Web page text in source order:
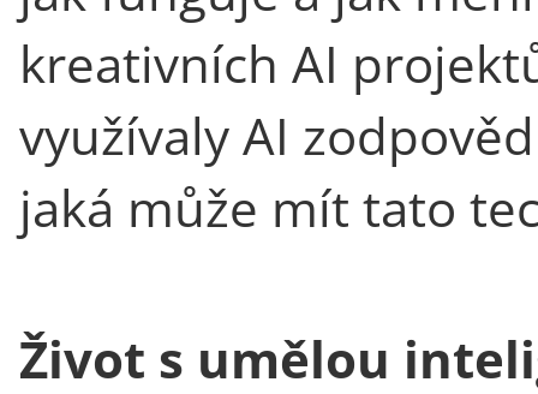
kreativních AI
využívaly AI
jaká může mít tato
Život s umělou